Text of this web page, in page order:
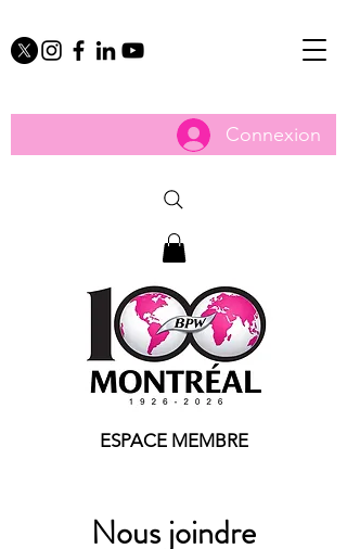
Connexion
ESPACE MEMBRE
Nous joindre